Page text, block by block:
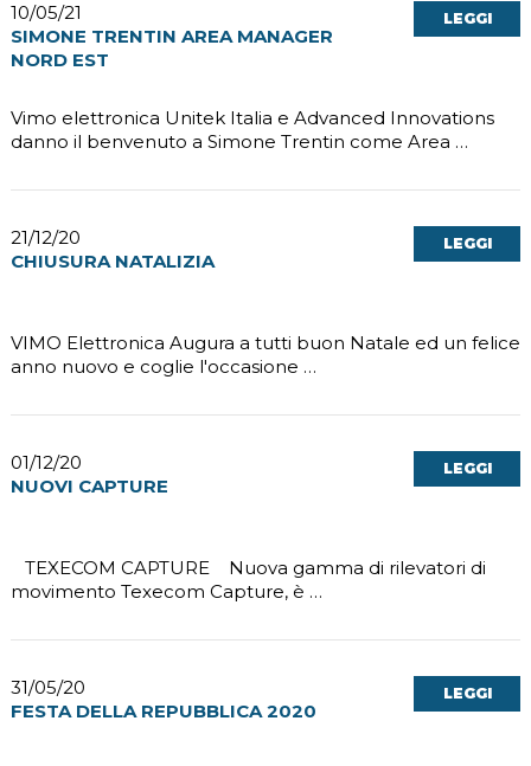
10/05/21
SIMONE TRENTIN AREA MANAGER
NORD EST
Vimo elettronica Unitek Italia e Advanced Innovations
danno il benvenuto a Simone Trentin come Area …
LEGGI
21/12/20
CHIUSURA NATALIZIA
VIMO Elettronica Augura a tutti buon Natale ed un felice
anno nuovo e coglie l'occasione …
LEGGI
01/12/20
NUOVI CAPTURE
TEXECOM CAPTURE Nuova gamma di rilevatori di
movimento Texecom Capture, è …
LEGGI
31/05/20
FESTA DELLA REPUBBLICA 2020
LEGGI